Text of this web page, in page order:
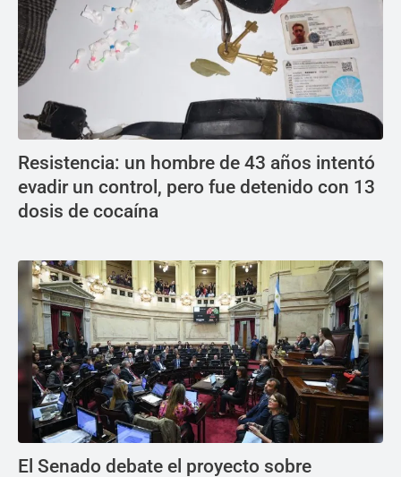
Resistencia: un hombre de 43 años intentó
evadir un control, pero fue detenido con 13
dosis de cocaína
El Senado debate el proyecto sobre